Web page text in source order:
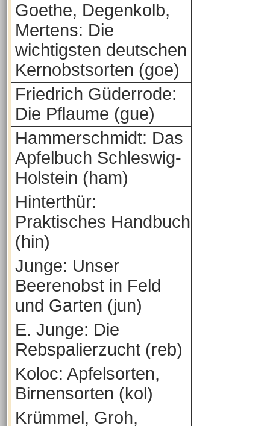
Goethe, Degenkolb,
Mertens: Die
wichtigsten deutschen
Kernobstsorten (goe)
Friedrich Güderrode:
Die Pflaume (gue)
Hammerschmidt: Das
Apfelbuch Schleswig-
Holstein (ham)
Hinterthür:
Praktisches Handbuch
(hin)
Junge: Unser
Beerenobst in Feld
und Garten (jun)
E. Junge: Die
Rebspalierzucht (reb)
Koloc: Apfelsorten,
Birnensorten (kol)
Krümmel, Groh,